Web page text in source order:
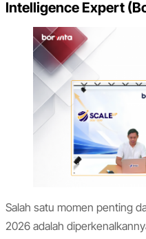
Intelligence Expert
Salah satu momen penting
2026 adalah